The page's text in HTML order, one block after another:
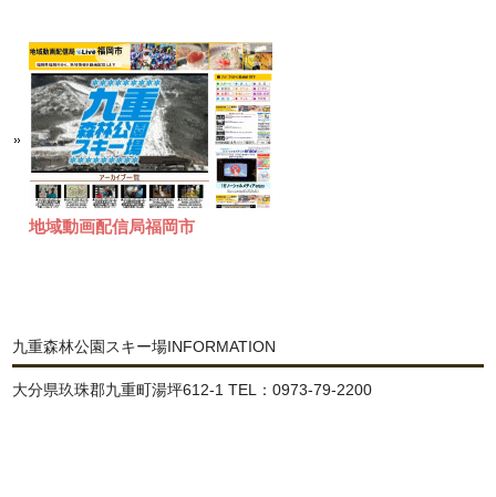
地域動画配信局福岡市
九重森林公園スキー場INFORMATION
大分県玖珠郡九重町湯坪612-1 TEL：0973-79-2200